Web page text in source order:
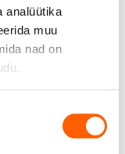
analüütika
muu
nad on
€ 0